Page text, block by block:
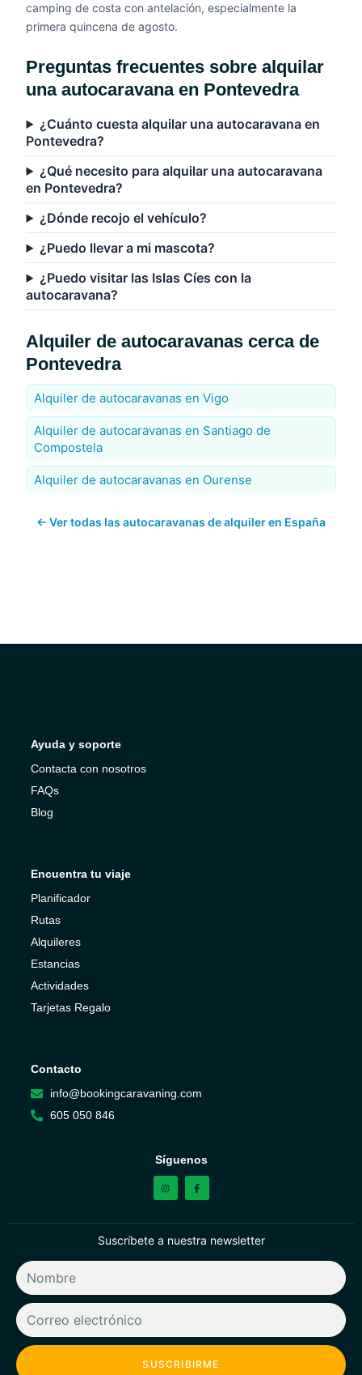
camping de costa con antelación, especialmente la
primera quincena de agosto.
Preguntas frecuentes sobre alquilar
una autocaravana en Pontevedra
¿Cuánto cuesta alquilar una autocaravana en
Pontevedra?
¿Qué necesito para alquilar una autocaravana
en Pontevedra?
¿Dónde recojo el vehículo?
¿Puedo llevar a mi mascota?
¿Puedo visitar las Islas Cíes con la
autocaravana?
Alquiler de autocaravanas cerca de
Pontevedra
Alquiler de autocaravanas en Vigo
Alquiler de autocaravanas en Santiago de
Compostela
Alquiler de autocaravanas en Ourense
← Ver todas las autocaravanas de alquiler en España
Ayuda y soporte
Contacta con nosotros
FAQs
Blog
Encuentra tu viaje
Planificador
Rutas
Alquileres
Estancias
Actividades
Tarjetas Regalo
Contacto
info@bookingcaravaning.com
605 050 846
Síguenos
Suscríbete a nuestra newsletter
SUSCRIBIRME